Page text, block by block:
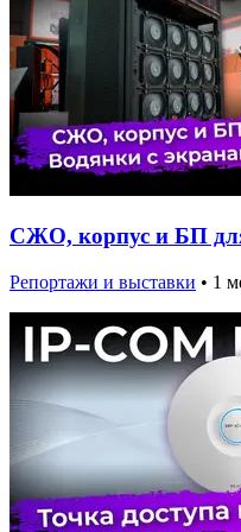
СЖО, корпус и БП
Репортажи и выставки • 1